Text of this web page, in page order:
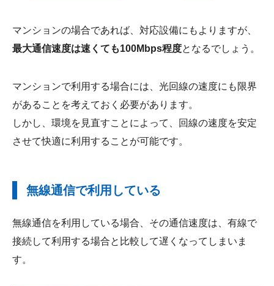
マンションの場合であれば、対応設備にもよりますが、
最大通信速度は速くても100Mbps程度となるでしょう。
マンションで利用する場合には、光回線の速度にも限界
があることを考えておく必要があります。
しかし、環境を見直すことによって、回線の速度を安定
させて快適に利用することが可能です。
無線通信で利用している
無線通信を利用している場合、その通信速度は、有線で
接続して利用する場合と比較して遅くなってしまいま
す。